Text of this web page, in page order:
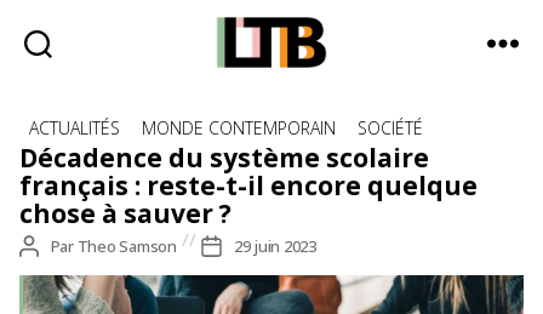
Tote
Bag
-
Média
quotidienne
Catégories
ACTUALITÉS MONDE CONTEMPORAIN SOCIÉTÉ
Décadence du système scolaire
français : reste-t-il encore quelque
chose à sauver ?
Auteur
de
l’article
Par Theo Samson
Date
de
l’article
29 juin 2023